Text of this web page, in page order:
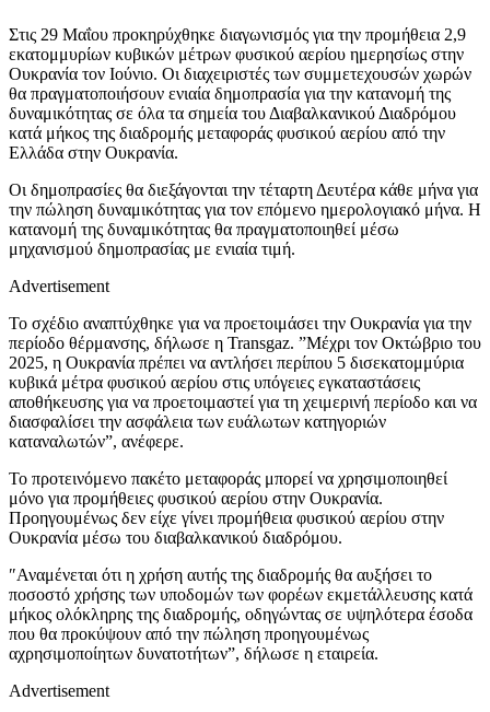
Στις 29 Μαΐου προκηρύχθηκε διαγωνισμός για την προμήθεια 2,9
εκατομμυρίων κυβικών μέτρων φυσικού αερίου ημερησίως στην
Ουκρανία τον Ιούνιο. Οι διαχειριστές των συμμετεχουσών χωρών
θα πραγματοποιήσουν ενιαία δημοπρασία για την κατανομή της
δυναμικότητας σε όλα τα σημεία του Διαβαλκανικού Διαδρόμου
κατά μήκος της διαδρομής μεταφοράς φυσικού αερίου από την
Ελλάδα στην Ουκρανία.
Οι δημοπρασίες θα διεξάγονται την τέταρτη Δευτέρα κάθε μήνα για
την πώληση δυναμικότητας για τον επόμενο ημερολογιακό μήνα. Η
κατανομή της δυναμικότητας θα πραγματοποιηθεί μέσω
μηχανισμού δημοπρασίας με ενιαία τιμή.
Advertisement
Το σχέδιο αναπτύχθηκε για να προετοιμάσει την Ουκρανία για την
περίοδο θέρμανσης, δήλωσε η Transgaz. ”Μέχρι τον Οκτώβριο του
2025, η Ουκρανία πρέπει να αντλήσει περίπου 5 δισεκατομμύρια
κυβικά μέτρα φυσικού αερίου στις υπόγειες εγκαταστάσεις
αποθήκευσης για να προετοιμαστεί για τη χειμερινή περίοδο και να
διασφαλίσει την ασφάλεια των ευάλωτων κατηγοριών
καταναλωτών”, ανέφερε.
Το προτεινόμενο πακέτο μεταφοράς μπορεί να χρησιμοποιηθεί
μόνο για προμήθειες φυσικού αερίου στην Ουκρανία.
Προηγουμένως δεν είχε γίνει προμήθεια φυσικού αερίου στην
Ουκρανία μέσω του διαβαλκανικού διαδρόμου.
″Αναμένεται ότι η χρήση αυτής της διαδρομής θα αυξήσει το
ποσοστό χρήσης των υποδομών των φορέων εκμετάλλευσης κατά
μήκος ολόκληρης της διαδρομής, οδηγώντας σε υψηλότερα έσοδα
που θα προκύψουν από την πώληση προηγουμένως
αχρησιμοποίητων δυνατοτήτων”, δήλωσε η εταιρεία.
Advertisement